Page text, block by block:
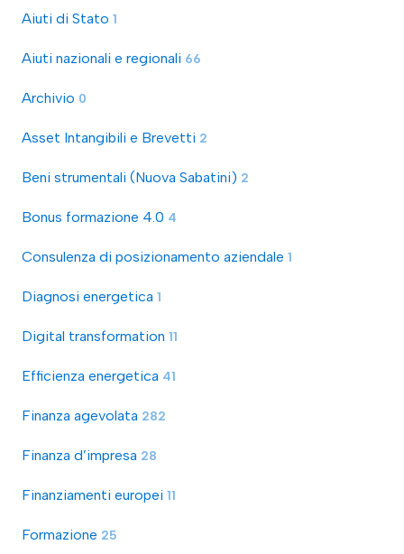
Aiuti di Stato 1
Aiuti nazionali e regionali 66
Archivio 0
Asset Intangibili e Brevetti 2
Beni strumentali (Nuova Sabatini) 2
Bonus formazione 4.0 4
Consulenza di posizionamento aziendale 1
Diagnosi energetica 1
Digital transformation 11
Efficienza energetica 41
Finanza agevolata 282
Finanza d’impresa 28
Finanziamenti europei 11
Formazione 25